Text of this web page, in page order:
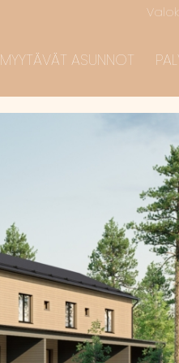
MYYTÄVÄT ASUNNOT